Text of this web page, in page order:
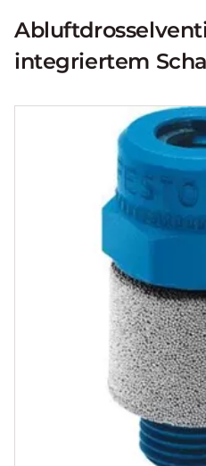
integriertem